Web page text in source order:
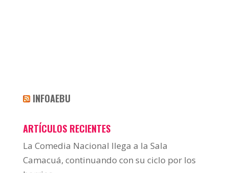
INFOAEBU
ARTÍCULOS RECIENTES
La Comedia Nacional llega a la Sala
Camacuá, continuando con su ciclo por los